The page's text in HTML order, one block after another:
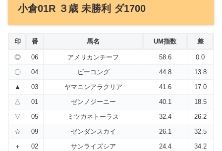
小倉01R ３歳 未勝利 ダ1700
印 番 馬名 UM指数 差
◎ 06 アメリカンチーフ 58.6
0.0
〇
04 ビーコング 44.8
13.8
▲
03 ヤマニンアラクリア 41.6
17.0
△
01 ゼンノジーニー 40.1
18.5
▽
05 ミツカネトーラス 32.4
26.2
☆
09 ゼンダンスカイ 26.1
32.5
＋
02 サンライズシア 24.4
34.2